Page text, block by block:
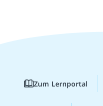
Zum Lernportal